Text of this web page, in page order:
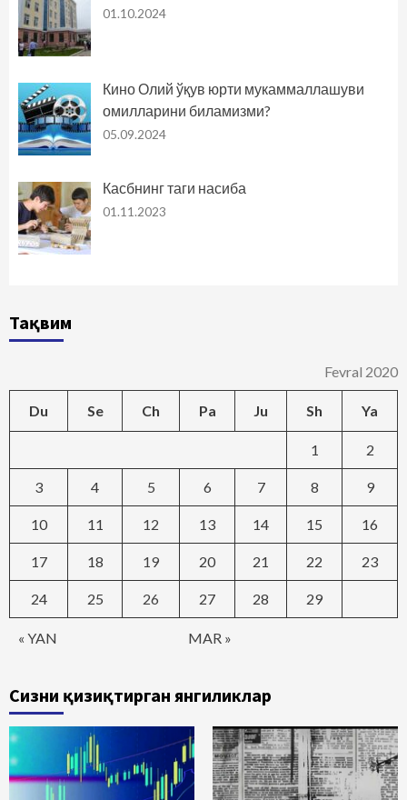
01.10.2024
Кино Олий ўқув юрти мукаммаллашуви
омилларини биламизми?
05.09.2024
Касбнинг таги насиба
01.11.2023
Тақвим
Fevral 2020
Du Se Ch Pa Ju Sh Ya
« YAN MAR »
1 2
3 4 5 6 7 8 9
10 11 12 13 14 15 16
17 18 19 20 21 22 23
24 25 26 27 28 29
Сизни қизиқтирган янгиликлар